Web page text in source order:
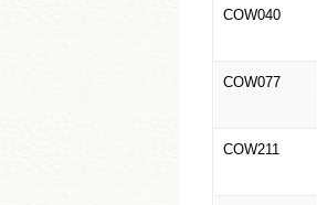
COW040
COW077
COW211